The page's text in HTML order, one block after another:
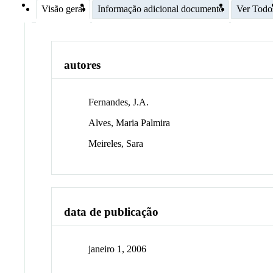
Visão geral Informação adicional documento Ver
autores
Fernandes, J.A.
Alves, Maria Palmira
Meireles, Sara
data de publicação
janeiro 1, 2006